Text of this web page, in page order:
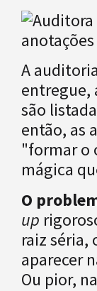
A
entregue,
são
então, as
"formar o
mágica
O
up
raiz séria,
aparecer
Ou pior,